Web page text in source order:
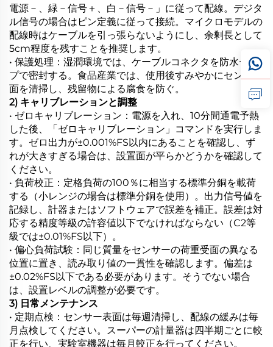
電源－、緑－信号＋、白－信号－」に従って配線。デジタ
ル信号の場合はピン定義に従って接続。マイクロモデルの
配線時はケーブルを引っ張らないようにし、余剰長として
5cm程度を残すことを推奨します。
• 保護処理：湿潤環境では、ケーブルコネクタを防水テー
プで密封する。食品産業では、使用後すみやかにセンサ表
面を清掃し、残留物による腐食を防ぐ。
2) キャリブレーションと調整
• ゼロキャリブレーション：電源を入れ、10分間通電予熱
した後、「ゼロキャリブレーション」コマンドを実行しま
す。ゼロ出力が±0.001%FS以内にあることを確認し、ず
れが大きすぎる場合は、設置面が平らかどうかを確認して
ください。
• 負荷校正：定格負荷の100％に相当する標準分銅を載荷
する（小レンジの場合は標準分銅を使用）。出力信号値を
記録し、計器またはソフトウェアで誤差を補正。誤差は対
応する精度等級の許容値以下でなければならない（C2等
級では±0.01%FS以下）。
• 偏心負荷試験：同じ質量をセンサーの荷重受面の異なる
位置に置き、読み取り値の一貫性を確認します。偏差は
±0.02%FS以下である必要があります。そうでない場合
は、設置レベルの調整が必要です。
3) 日常メンテナンス
• 定期点検：センサー表面は毎週清掃し、配線の緩みは毎
月点検してください。スーパーの計量器は四半期ごとに較
正を行い、実験室機器は毎月較正を行ってください。